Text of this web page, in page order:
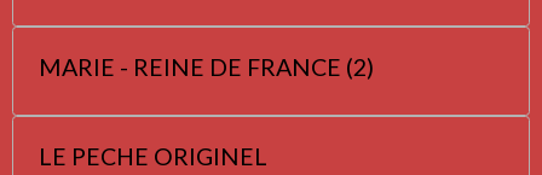
MARIE - REINE DE FRANCE (2)
LE PECHE ORIGINEL